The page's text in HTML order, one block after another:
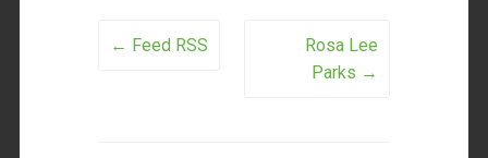
Post navigation
← Feed RSS
Rosa Lee
Parks →